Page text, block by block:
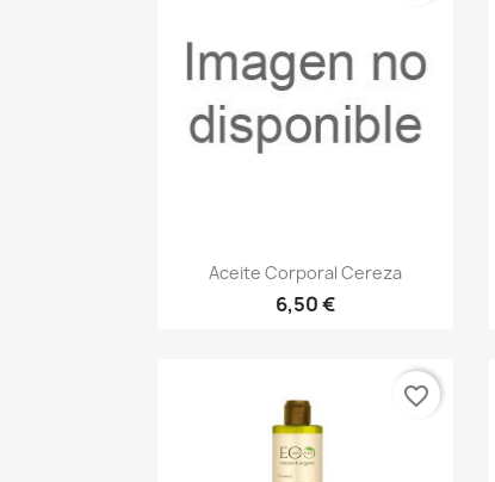
Vista rápida
Aceite Corporal Cereza
6,50 €
favorite_border